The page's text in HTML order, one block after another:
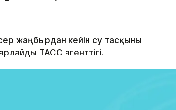
жаңбырдан кейін су тасқыны
ТАСС агенттігі.